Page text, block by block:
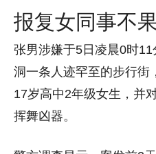
报复女同事不
张男涉嫌于5日凌晨0时
洞一条人迹罕至的步行街
17岁高中2年级女生，并
挥舞凶器。